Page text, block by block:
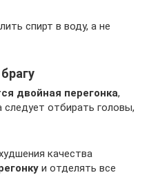
спирт в воду, а не
двойная перегонка,
следует отбирать головы,
качества
и отделять все